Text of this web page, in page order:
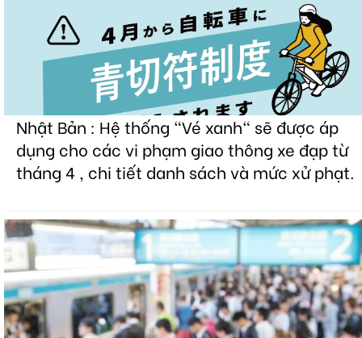
Nhật Bản : Hệ thống "Vé xanh" sẽ được áp
dụng cho các vi phạm giao thông xe đạp từ
tháng 4 , chi tiết danh sách và mức xử phạt.